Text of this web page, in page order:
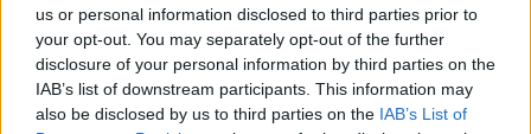
us or personal information disclosed to third parties prior to
your opt-out. You may separately opt-out of the further
disclosure of your personal information by third parties on the
IAB’s list of downstream participants. This information may
also be disclosed by us to third parties on the IAB’s List of